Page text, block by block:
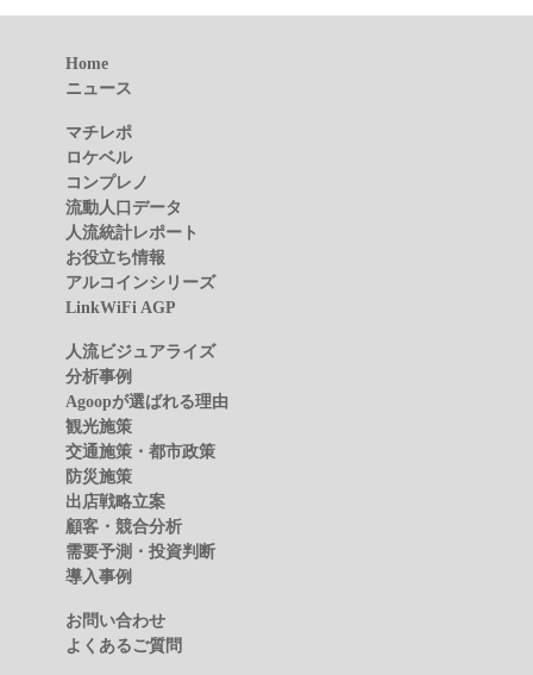
Home
ニュース
マチレポ
ロケベル
コンプレノ
流動人口データ
人流統計レポート
お役立ち情報
アルコインシリーズ
LinkWiFi AGP
人流ビジュアライズ
分析事例
Agoopが選ばれる理由
観光施策
交通施策・都市政策
防災施策
出店戦略立案
顧客・競合分析
需要予測・投資判断
導入事例
お問い合わせ
よくあるご質問